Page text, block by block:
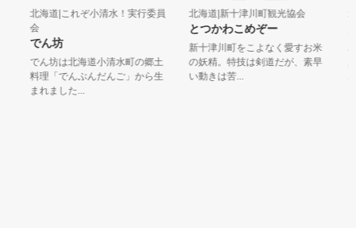
北海道|これぞ小清水！実行委員
会
でん坊
でん坊は北海道小清水町の郷土
料理「でんぷんだんご」から生
まれました...
北海道|新十津川町観光協会
とつかわこめぞー
新十津川町をこよなく愛すお米
の妖精。特技は剣道だが、素早
い動きは苦...